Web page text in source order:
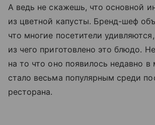
А ведь не скажешь, что основной
из цветной капусты. Бренд-шеф
что многие посетители
из чего приготовлено это блюдо.
на то что оно появилось недавно
стало весьма популярным среди
ресторана.